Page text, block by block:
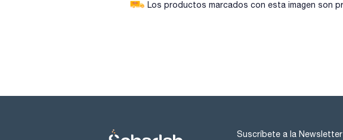
2,4'-DDD
2,4'-DDE
Los productos marcados con esta imagen son
Suscríbete a la Newsletter